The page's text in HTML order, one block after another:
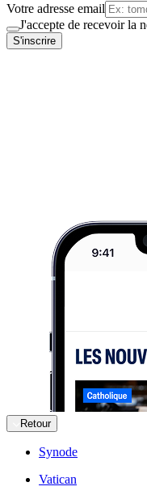
Votre adresse email
J'accepte de recevoir la
S'inscrire
Retour
Synode
Vatican